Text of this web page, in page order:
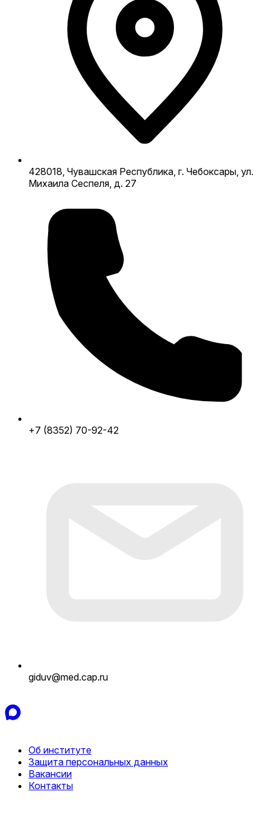
428018, Чувашская Республика, г. Чебоксары, ул.
Михаила Сеспеля, д. 27
+7 (8352) 70-92-42
giduv@med.cap.ru
Об институте
Защита персональных данных
Вакансии
Контакты